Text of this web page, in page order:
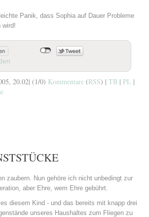
Panik, dass Sophia auf Dauer Probleme
wird!
20.02| (1/0) Kommentare (RSS) | TB | PL |
zaubern. Nun gehöre ich nicht unbedingt zur
aber Ehre, wem Ehre gebührt.
diesem Kind - und das bereits mit knapp drei
unseres Haushaltes zum Fliegen zu